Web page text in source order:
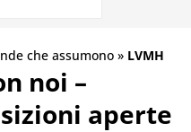
che assumono » LVMH
noi –
aperte